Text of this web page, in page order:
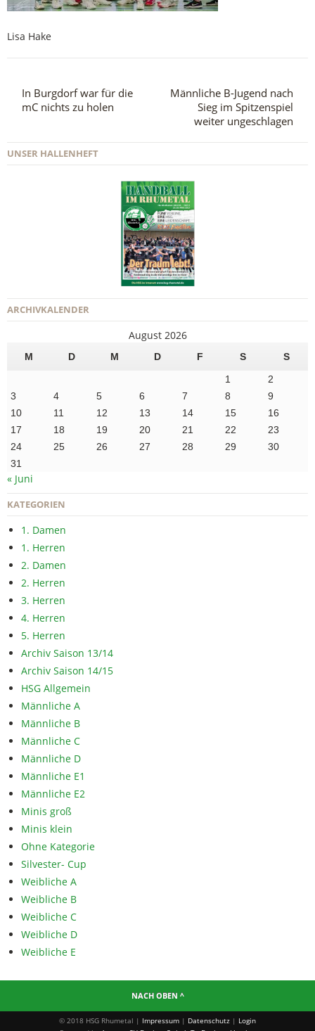
Lisa Hake
In Burgdorf war für die
mC nichts zu holen
Männliche B-Jugend nach
Sieg im Spitzenspiel
weiter ungeschlagen
UNSER HALLENHEFT
ARCHIVKALENDER
August 2026
M D M D F S
S
1
2
3
4 5 6 7 8
9
10
11 12 13 14 15
16
17
18 19 20 21 22
23
24
25 26 27 28 29
30
31
« Juni
KATEGORIEN
1. Damen
1. Herren
2. Damen
2. Herren
3. Herren
4. Herren
5. Herren
Archiv Saison 13/14
Archiv Saison 14/15
HSG Allgemein
Männliche A
Männliche B
Männliche C
Männliche D
Männliche E1
Männliche E2
Minis groß
Minis klein
Ohne Kategorie
Silvester- Cup
Weibliche A
Weibliche B
Weibliche C
Weibliche D
Weibliche E
NACH OBEN ^
© 2018 HSG Rhumetal | Impressum | Datenschutz | Login